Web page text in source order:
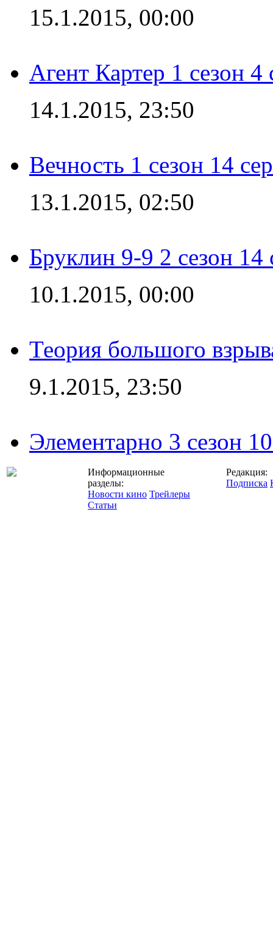
15.1.2015, 00:00
Агент Картер 1 сезон 4
14.1.2015, 23:50
Вечность 1 сезон 14
13.1.2015, 02:50
Бруклин 9-9 2 сезон 14
10.1.2015, 00:00
Теория большого
9.1.2015, 23:50
Элементарно 3 сезон
Информационные
разделы:
Новости кино Трейлеры
Статьи
Редакция:
Подписка